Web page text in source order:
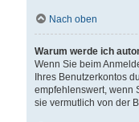
Nach oben
Warum werde ich
Wenn Sie beim
Ihres Benutzerkontos
empfehlenswert, wenn
sie vermutlich von der